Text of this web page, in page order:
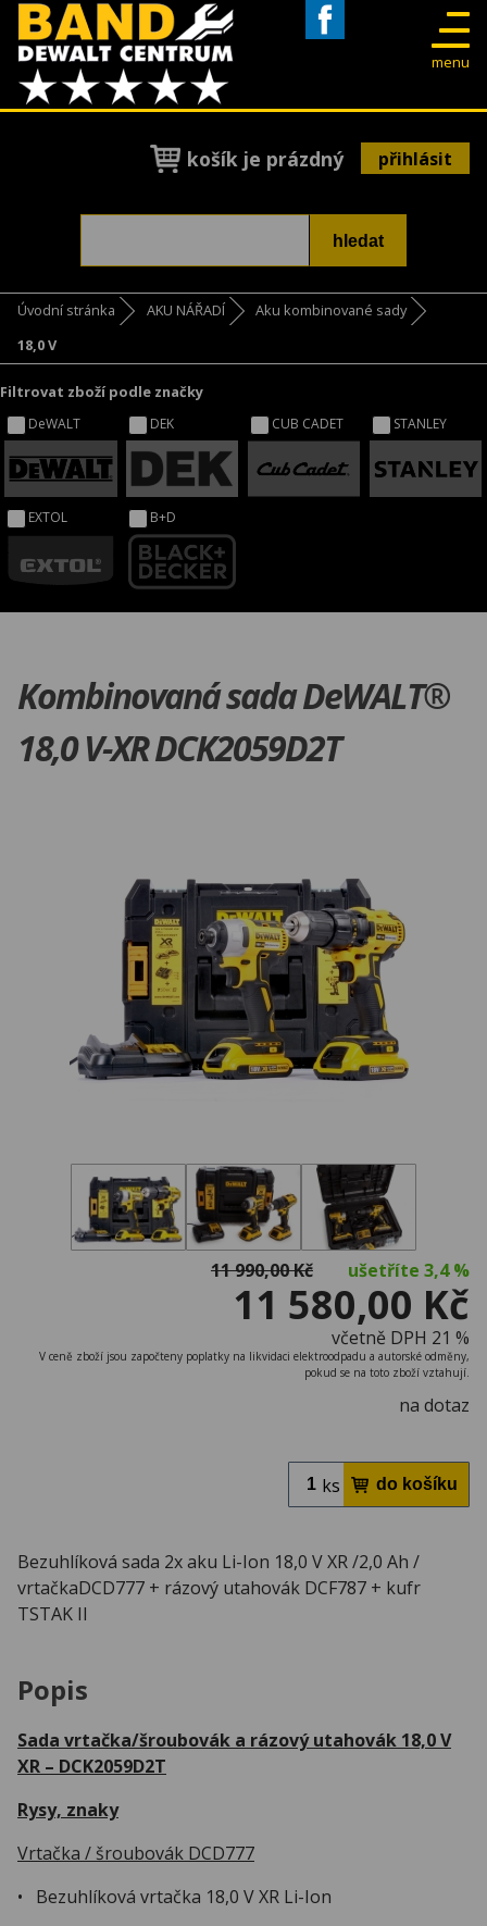
menu
košík je prázdný přihlásit
Úvodní stránka AKU NÁŘADÍ
Aku kombinované sady
18,0 V
Filtrovat zboží podle značky
DeWALT DEK CUB CADET STANLEY
EXTOL B+D
Kombinovaná sada DeWALT®
18,0 V-XR DCK2059D2T
11 990,00 Kč ušetříte 3,4 %
11 580,00 Kč
včetně DPH 21 %
V ceně zboží jsou započteny poplatky na likvidaci elektroodpadu a autorské odměny,
pokud se na toto zboží vztahují.
na dotaz
ks
Bezuhlíková sada 2x aku Li-Ion 18,0 V XR /2,0 Ah /
vrtačkaDCD777 + rázový utahovák DCF787 + kufr
TSTAK II
Popis
Sada vrtačka/šroubovák a rázový utahovák 18,0 V
XR – DCK2059D2T
Rysy, znaky
Vrtačka / šroubovák DCD777
• Bezuhlíková vrtačka 18,0 V XR Li-Ion